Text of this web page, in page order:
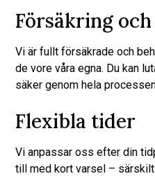
Försäkring
Vi är fullt försäkrade och
de vore våra egna. Du kan
säker genom hela
Flexibla tider
Vi anpassar oss efter din
till med kort varsel –